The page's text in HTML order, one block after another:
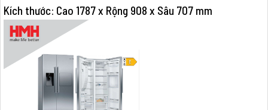
Kích thước: Cao 1787 x Rộng 908 x Sâu 707 mm